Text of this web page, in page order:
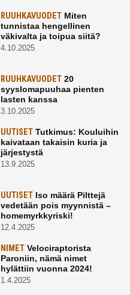
RUUHKAVUODETMiten
tunnistaa hengellinen
väkivalta ja toipua siitä?
4.10.2025
RUUHKAVUODET20
syyslomapuuhaa pienten
lasten kanssa
3.10.2025
UUTISETTutkimus: Kouluihin
kaivataan takaisin kuria ja
järjestystä
13.9.2025
UUTISETIso määrä Pilttejä
vedetään pois myynnistä –
homemyrkkyriski!
12.4.2025
NIMETVelociraptorista
Paroniin, nämä nimet
hylättiin vuonna 2024!
1.4.2025